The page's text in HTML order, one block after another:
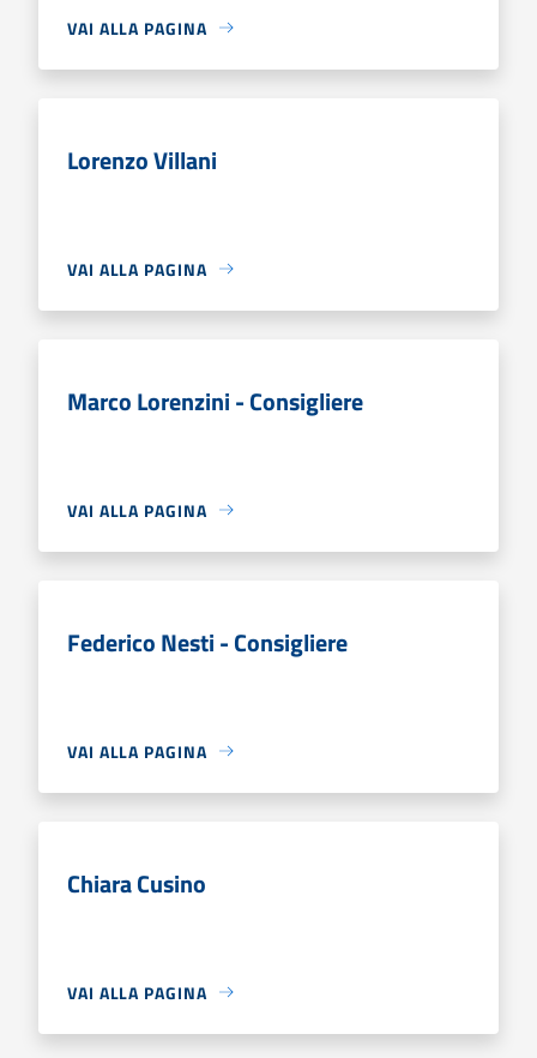
VAI ALLA PAGINA
Lorenzo Villani
VAI ALLA PAGINA
Marco Lorenzini - Consigliere
VAI ALLA PAGINA
Federico Nesti - Consigliere
VAI ALLA PAGINA
Chiara Cusino
VAI ALLA PAGINA